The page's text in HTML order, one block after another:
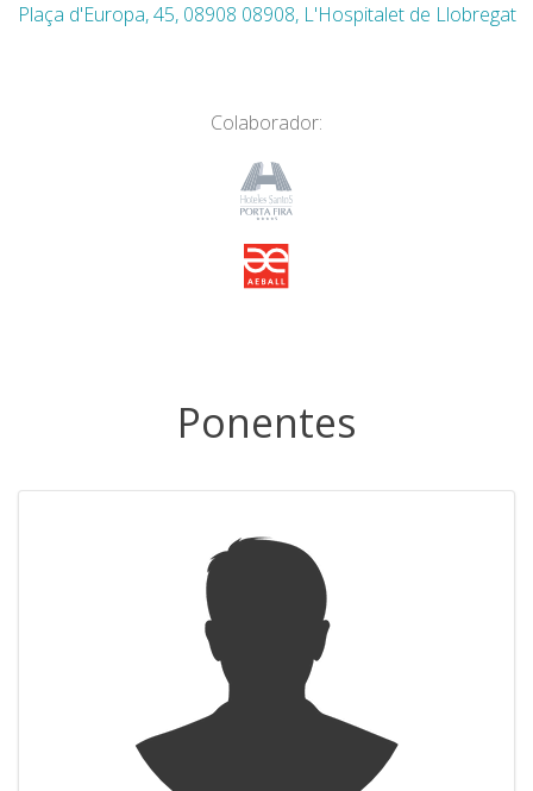
Plaça d'Europa, 45, 08908 08908, L'Hospitalet de Llobregat
Colaborador:
Ponentes